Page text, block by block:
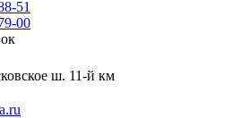
51
00
ш. 11-й км